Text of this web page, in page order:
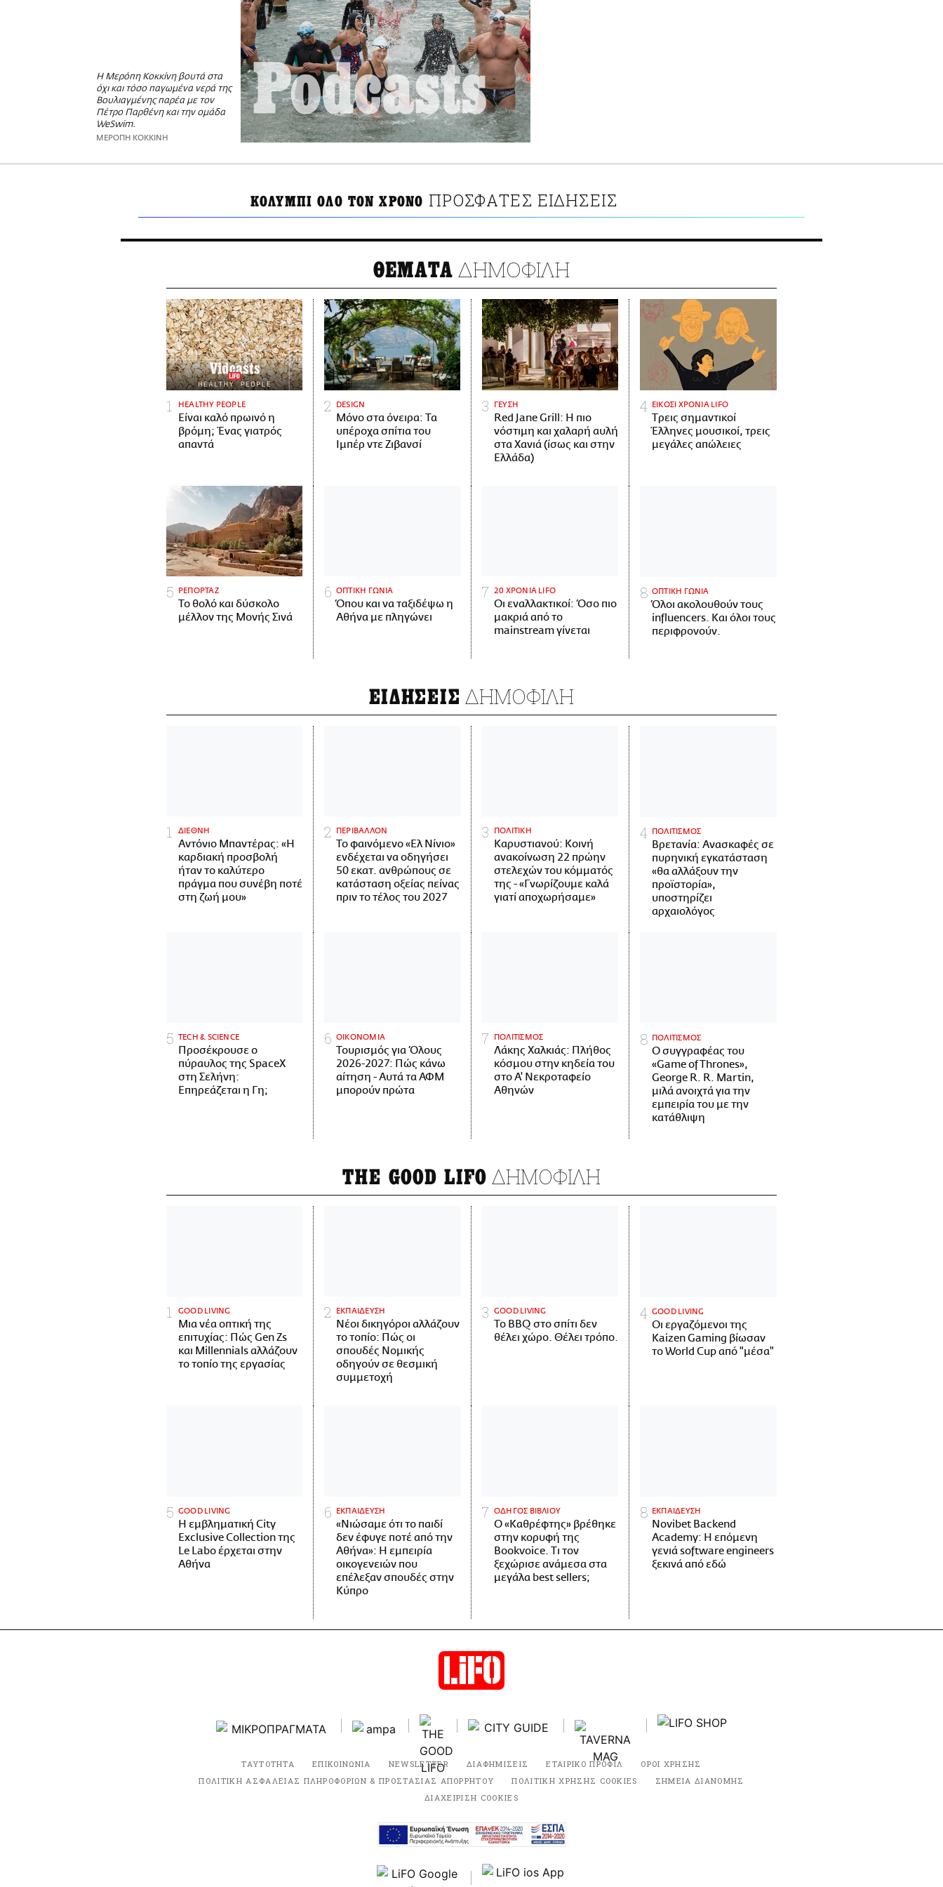
Η Μερόπη Κοκκίνη βουτά στα
όχι και τόσο παγωμένα νερά της
Βουλιαγμένης παρέα με τον
Πέτρο Παρθένη και την ομάδα
WeSwim.
ΜΕΡΟΠΗ ΚΟΚΚΙΝΗ
ΚΟΛΥΜΠΙ ΟΛΟ ΤΟΝ ΧΡΟΝΟ ΠΡΟΣΦΑΤΕΣ ΕΙΔΗΣΕΙΣ
ΘΕΜΑΤΑ ΔΗΜΟΦΙΛΗ
HEALTHY PEOPLE
Είναι καλό πρωινό η
βρόμη; Ένας γιατρός
απαντά
DESIGN
Μόνο στα όνειρα: Τα
υπέροχα σπίτια του
Ιμπέρ ντε Ζιβανσί
ΓΕΥΣΗ
Red Jane Grill: Η πιο
νόστιμη και χαλαρή αυλή
στα Χανιά (ίσως και στην
Ελλάδα)
ΕΙΚΟΣΙ ΧΡΟΝΙΑ LIFO
Tρεις σημαντικοί
Έλληνες μουσικοί, τρεις
μεγάλες απώλειες
ΡΕΠΟΡΤΑΖ
Το θολό και δύσκολο
μέλλον της Μονής Σινά
ΟΠΤΙΚΗ ΓΩΝΙΑ
Όπου και να ταξιδέψω η
Αθήνα με πληγώνει
20 ΧΡΟΝΙΑ LIFO
Οι εναλλακτικοί: Όσο πιο
μακριά από το
mainstream γίνεται
ΟΠΤΙΚΗ ΓΩΝΙΑ
Όλοι ακολουθούν τους
influencers. Και όλοι τους
περιφρονούν.
ΕΙΔΗΣΕΙΣ ΔΗΜΟΦΙΛΗ
ΔΙΕΘΝΗ
Αντόνιο Μπαντέρας: «Η
καρδιακή προσβολή
ήταν το καλύτερο
πράγμα που συνέβη ποτέ
στη ζωή μου»
ΠΕΡΙΒΑΛΛΟΝ
Το φαινόμενο «Ελ Νίνιο»
ενδέχεται να οδηγήσει
50 εκατ. ανθρώπους σε
κατάσταση οξείας πείνας
πριν το τέλος του 2027
ΠΟΛΙΤΙΚΗ
Καρυστιανού: Κοινή
ανακοίνωση 22 πρώην
στελεχών του κόμματός
της - «Γνωρίζουμε καλά
γιατί αποχωρήσαμε»
ΠΟΛΙΤΙΣΜΟΣ
Βρετανία: Ανασκαφές σε
πυρηνική εγκατάσταση
«θα αλλάξουν την
προϊστορία»,
υποστηρίζει
αρχαιολόγος
ΤECH & SCIENCE
Προσέκρουσε ο
πύραυλος της SpaceX
στη Σελήνη:
Επηρεάζεται η Γη;
ΟΙΚΟΝΟΜΙΑ
Τουρισμός για Όλους
2026-2027: Πώς κάνω
αίτηση - Αυτά τα ΑΦΜ
μπορούν πρώτα
ΠΟΛΙΤΙΣΜΟΣ
Λάκης Χαλκιάς: Πλήθος
κόσμου στην κηδεία του
στο Α' Νεκροταφείο
Αθηνών
ΠΟΛΙΤΙΣΜΟΣ
Ο συγγραφέας του
«Game of Thrones»,
George R. R. Martin,
μιλά ανοιχτά για την
εμπειρία του με την
κατάθλιψη
THE GOOD LIFO ΔΗΜΟΦΙΛΗ
GOOD LIVING
Μια νέα οπτική της
επιτυχίας: Πώς Gen Zs
και Millennials αλλάζουν
το τοπίο της εργασίας
ΕΚΠΑΙΔΕΥΣΗ
Νέοι δικηγόροι αλλάζουν
το τοπίο: Πώς οι
σπουδές Νομικής
οδηγούν σε θεσμική
συμμετοχή
GOOD LIVING
Το BBQ στο σπίτι δεν
θέλει χώρο. Θέλει τρόπο.
GOOD LIVING
Οι εργαζόμενοι της
Kaizen Gaming βίωσαν
το World Cup από "μέσα"
GOOD LIVING
Η εμβληματική City
Exclusive Collection της
Le Labo έρχεται στην
Αθήνα
ΕΚΠΑΙΔΕΥΣΗ
«Νιώσαμε ότι το παιδί
δεν έφυγε ποτέ από την
Αθήνα»: Η εμπειρία
οικογενειών που
επέλεξαν σπουδές στην
Κύπρο
ΟΔΗΓΟΣ ΒΙΒΛΙΟΥ
Ο «Καθρέφτης» βρέθηκε
στην κορυφή της
Bookvoice. Τι τον
ξεχώρισε ανάμεσα στα
μεγάλα best sellers;
ΕΚΠΑΙΔΕΥΣΗ
Novibet Backend
Academy: Η επόμενη
γενιά software engineers
ξεκινά από εδώ
ΤΑΥΤΟΤΗΤΑ ΕΠΙΚΟΙΝΩΝΙΑ NEWSLETTER ΔΙΑΦΗΜΙΣΕΙΣ ΕΤΑΙΡΙΚΟ ΠΡΟΦΙΛ
ΟΡΟΙ ΧΡΗΣΗΣ
ΠΟΛΙΤΙΚΗ ΑΣΦΑΛΕΙΑΣ ΠΛΗΡΟΦΟΡΙΩΝ & ΠΡΟΣΤΑΣΙΑΣ ΑΠΟΡΡΗΤΟΥ
ΠΟΛΙΤΙΚΗ ΧΡΗΣΗΣ COOKIES
ΣΗΜΕΙΑ ΔΙΑΝΟΜΗΣ
ΔΙΑΧΕΙΡΙΣΗ COOKIES